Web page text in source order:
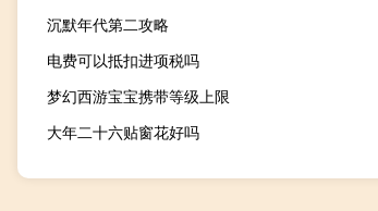
沉默年代第二攻略
电费可以抵扣进项税吗
梦幻西游宝宝携带等级上限
大年二十六贴窗花好吗